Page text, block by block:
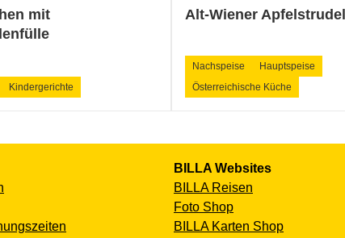
mit
Kindergerichte
Alt-Wiener Apfelstrudel
Nachspeise
Hauptspeise
Österreichische Küche
BILLA Websites
BILLA Reisen
Foto Shop
BILLA Karten Shop